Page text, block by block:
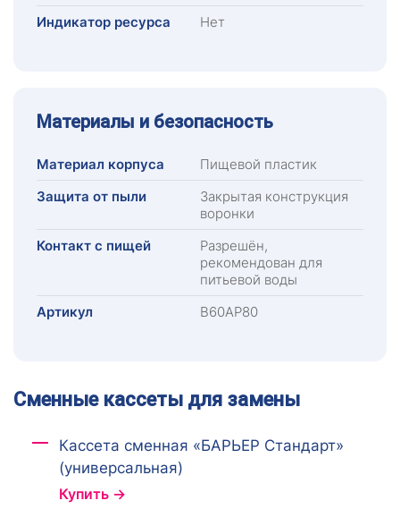
Индикатор ресурса
Нет
Материалы и безопасность
Материал корпуса
Пищевой пластик
Защита от пыли
Закрытая конструкция
воронки
Контакт с пищей
Разрешён,
рекомендован для
питьевой воды
Артикул
В60АР80
Сменные кассеты для замены
Кассета сменная «БАРЬЕР Стандарт»
(универсальная)
Купить →